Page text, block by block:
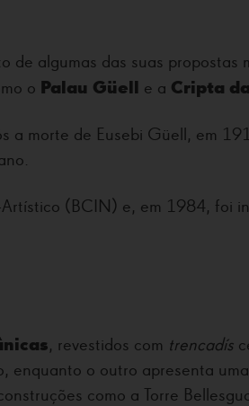
de algumas das suas
o Palau Güell e a Cripta
a morte de Eusebi Güell, em
(BCIN) e, em 1984, foi
, revestidos com trencadís
o outro apresenta
como a Torre